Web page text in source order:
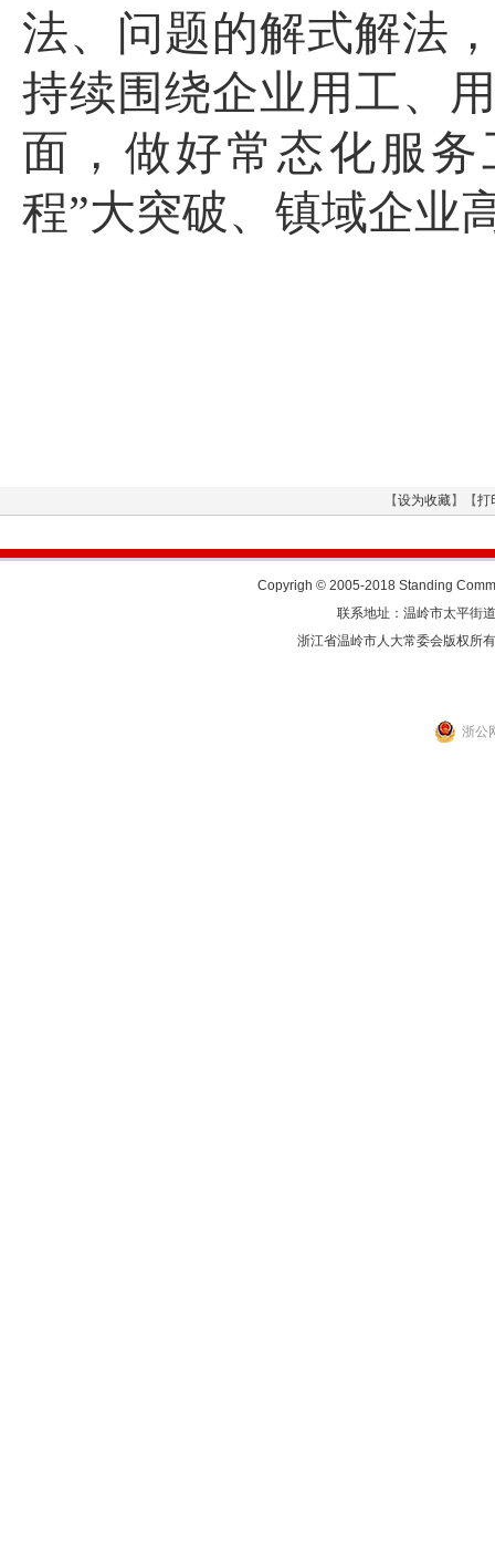
法、问题的解式解法
持续围绕企业用工、
面，做好常态化服
程”大突破、镇域企业
【设为收藏】【打
Copyrigh © 2005-2018 Standing
联系地址：温岭市太平
浙江省温岭市人大常委会版权所
浙公